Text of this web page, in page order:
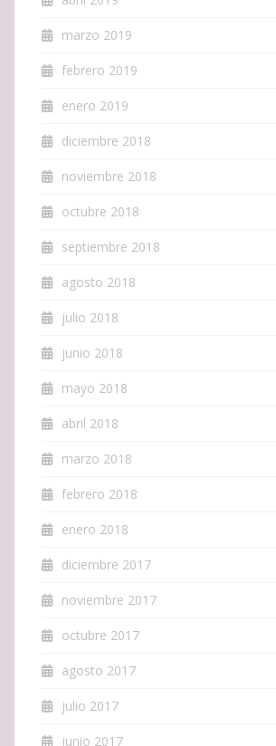
marzo 2019
febrero 2019
enero 2019
diciembre 2018
noviembre 2018
octubre 2018
septiembre 2018
agosto 2018
julio 2018
junio 2018
mayo 2018
abril 2018
marzo 2018
febrero 2018
enero 2018
diciembre 2017
noviembre 2017
octubre 2017
agosto 2017
julio 2017
junio 2017